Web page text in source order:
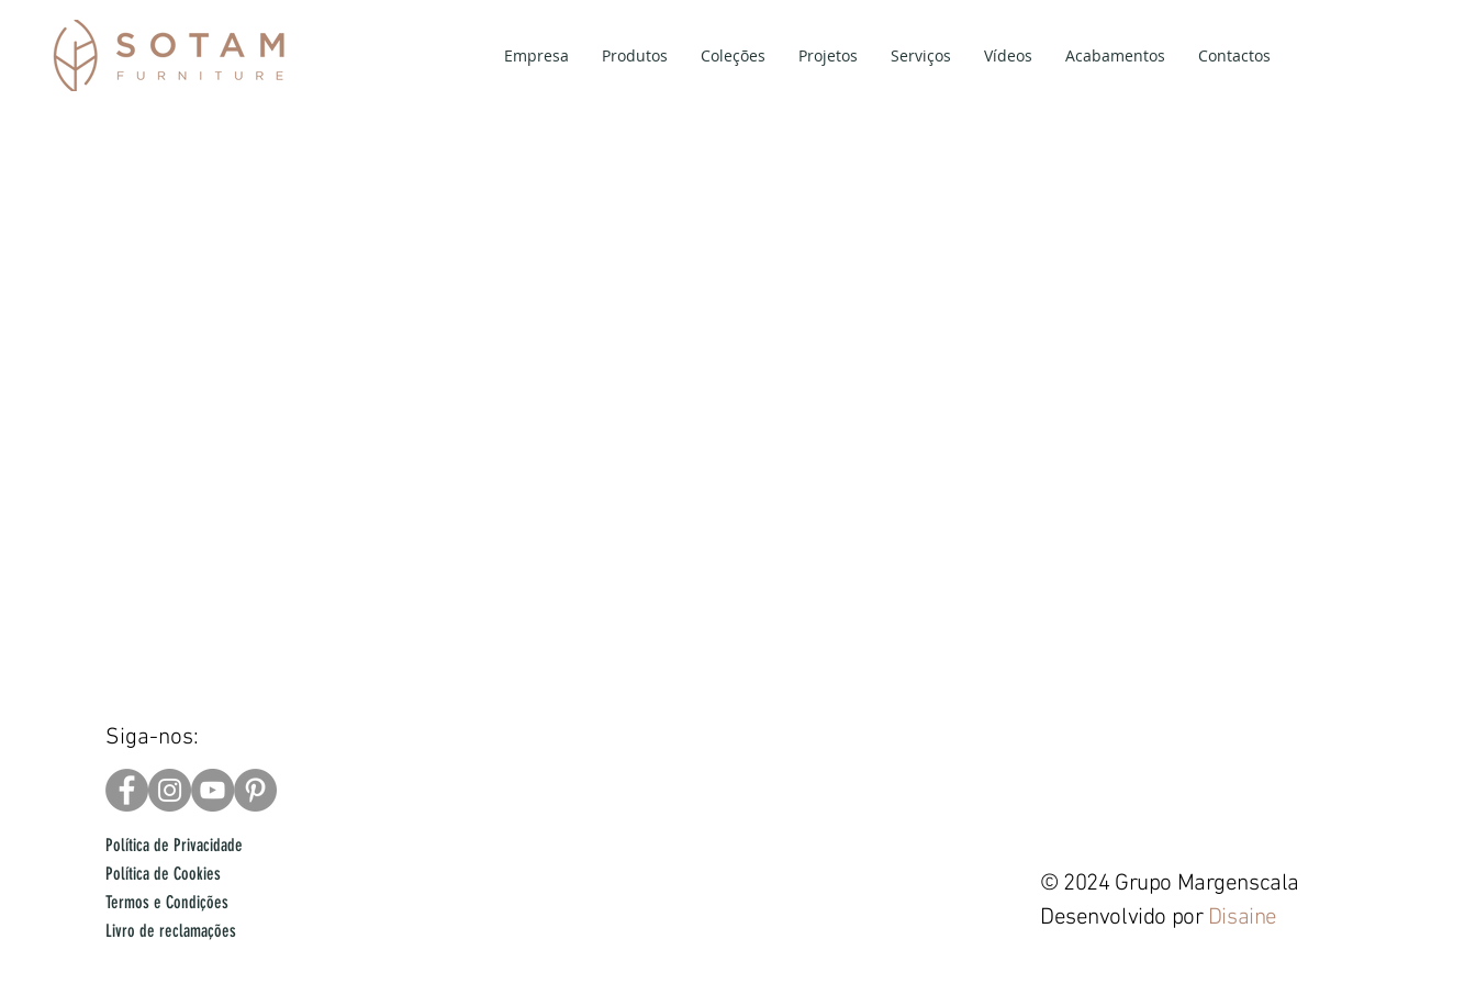
Empresa Produtos Coleções Projetos Serviços Vídeos Acabamentos Contactos
Siga-nos:
Política de Privacidade
Política de Cookies
Termos e Condições
Livro de reclamações
© 2024 Grupo Margenscala
Desenvolvido por Disaine